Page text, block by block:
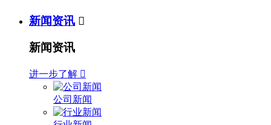
新闻资讯 
新闻资讯
进一步了解 
公司新闻